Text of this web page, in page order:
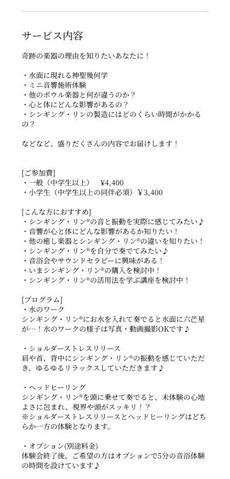
サービス内容
奇跡の楽器の理由を知りたいあなたに！
・水面に現れる神聖幾何学
・ミニ音響施術体験
・他のボウル楽器と何が違うのか？
・心と体にどんな影響があるの？
・シンギング・リンの製造にはどのくらい時間がかかる
の？
などなど、盛りだくさんの内容でお届けします！
[ご参加費]
・一般（中学生以上） ¥4,400
・小学生（中学生以上の同伴必須）￥3,400
[こんな方におすすめ]
・シンギング・リン®の音と振動を実際に感じてみたい♪
・音響が心と体にどんな影響があるか知りたい！
・他の癒し楽器とシンギング・リン®の違いを知りたい！
・シンギング・リン®を自分で奏でてみたい♪
・音浴会やサウンドセラピーに興味がある！
・いまシンギング・リン®の購入を検討中！
・シンギング・リン®の活用法を学ぶ講座を検討中！
[プログラム]
・水のワーク
シンギング・リン®にお水を入れて奏でると水面に六芒星
が…！水のワークの様子は写真・動画撮影OKです♪
・ショルダーストレスリリース
肩や首、背中にシンギング・リン®︎の振動を感じていただ
き、ゆるゆるリラックスしていただきます♪
・ヘッドヒーリング
シンギング・リン®を頭に乗せて奏でると、未体験の心地
よさに包まれ、視界や頭がスッキリ！？
※ショルダーストレスリリースとヘッドヒーリングはどち
らか一方の体験となります。
・オプション(別途料金)
体験会終了後、ご希望の方はオプションで5分の音浴体験
の時間を設けています♪